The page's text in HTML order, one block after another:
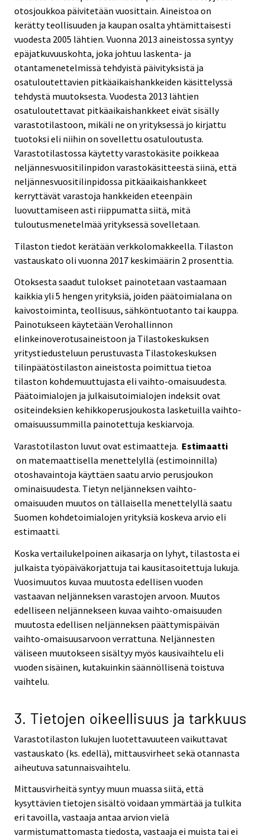
otosjoukkoa päivitetään vuosittain. Aineistoa on
kerätty teollisuuden ja kaupan osalta yhtämittaisesti
vuodesta 2005 lähtien. Vuonna 2013 aineistossa syntyy
epäjatkuvuuskohta, joka johtuu laskenta- ja
otantamenetelmissä tehdyistä päivityksistä ja
osatuloutettavien pitkäaikaishankkeiden käsittelyssä
tehdystä muutoksesta. Vuodesta 2013 lähtien
osatuloutettavat pitkäaikaishankkeet eivät sisälly
varastotilastoon, mikäli ne on yrityksessä jo kirjattu
tuotoksi eli niihin on sovellettu osatuloutusta.
Varastotilastossa käytetty varastokäsite poikkeaa
neljännesvuositilinpidon varastokäsitteestä siinä, että
neljännesvuositilinpidossa pitkäaikaishankkeet
kerryttävät varastoja hankkeiden eteenpäin
luovuttamiseen asti riippumatta siitä, mitä
tuloutusmenetelmää yrityksessä sovelletaan.
Tilaston tiedot kerätään verkkolomakkeella. Tilaston
vastauskato oli vuonna 2017 keskimäärin 2 prosenttia.
Otoksesta saadut tulokset painotetaan vastaamaan
kaikkia yli 5 hengen yrityksiä, joiden päätoimialana on
kaivostoiminta, teollisuus, sähköntuotanto tai kauppa.
Painotukseen käytetään Verohallinnon
elinkeinoverotusaineistoon ja Tilastokeskuksen
yritystiedusteluun perustuvasta Tilastokeskuksen
tilinpäätöstilaston aineistosta poimittua tietoa
tilaston kohdemuuttujasta eli vaihto-omaisuudesta.
Päätoimialojen ja julkaisutoimialojen indeksit ovat
ositeindeksien kehikkoperusjoukosta lasketuilla vaihto-
omaisuussummilla painotettuja keskiarvoja.
Varastotilaston luvut ovat estimaatteja. Estimaatti
on matemaattisella menettelyllä (estimoinnilla)
otoshavaintoja käyttäen saatu arvio perusjoukon
ominaisuudesta. Tietyn neljänneksen vaihto-
omaisuuden muutos on tällaisella menettelyllä saatu
Suomen kohdetoimialojen yrityksiä koskeva arvio eli
estimaatti.
Koska vertailukelpoinen aikasarja on lyhyt, tilastosta ei
julkaista työpäiväkorjattuja tai kausitasoitettuja lukuja.
Vuosimuutos kuvaa muutosta edellisen vuoden
vastaavan neljänneksen varastojen arvoon. Muutos
edelliseen neljännekseen kuvaa vaihto-omaisuuden
muutosta edellisen neljänneksen päättymispäivän
vaihto-omaisuusarvoon verrattuna. Neljännesten
väliseen muutokseen sisältyy myös kausivaihtelu eli
vuoden sisäinen, kutakuinkin säännöllisenä toistuva
vaihtelu.
3. Tietojen oikeellisuus ja tarkkuus
Varastotilaston lukujen luotettavuuteen vaikuttavat
vastauskato (ks. edellä), mittausvirheet sekä otannasta
aiheutuva satunnaisvaihtelu.
Mittausvirheitä syntyy muun muassa siitä, että
kysyttävien tietojen sisältö voidaan ymmärtää ja tulkita
eri tavoilla, vastaaja antaa arvion vielä
varmistumattomasta tiedosta, vastaaja ei muista tai ei